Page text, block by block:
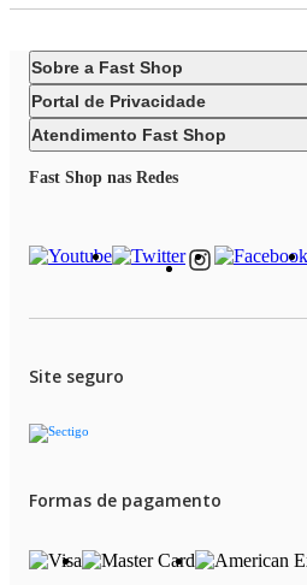
Filtro de Carvão Ativado: Não
Peso Líquido: 23 Kg
Voltagem: 220 V
Frequência: 60 Hz
Potência: 271 W
Classificação Energética: Não informada
Sob Consulta: Sim
Solicitar Produto: Sim
Sobre a Fast Shop
Portal de Privacidade
Atendimento Fast Shop
Fast Shop nas Redes
Site seguro
Formas de pagamento